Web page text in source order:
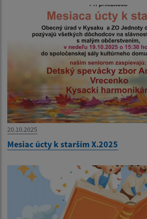
20.10.2025
Mesiac úcty k starším X.2025